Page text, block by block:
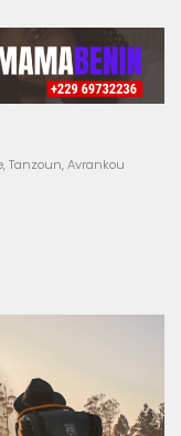
Tanzoun, Avrankou